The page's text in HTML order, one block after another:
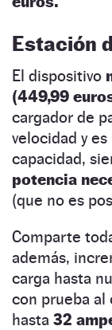
Estación
El dispositivo
(449,99
cargador de
velocidad y
capacidad,
potencia
(que no es
Comparte
además,
carga hasta
con prueba
hasta 32